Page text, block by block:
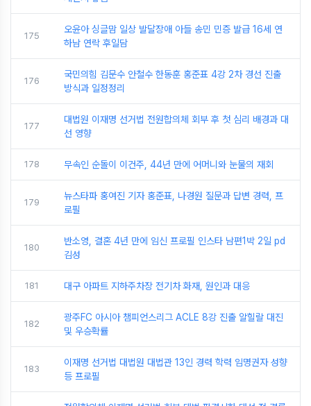
175
오윤아 싱글맘 일상 발달장애 아들 송민 민증 발급 16세 연
하남 연락 후일담
176
국민의힘 김문수 안철수 한동훈 홍준표 4강 2차 경선 진출
방식과 일정정리
177
대법원 이재명 선거법 전원합의체 회부 후 첫 심리 배경과 대
선 영향
178 무속인 순돌이 이건주, 44년 만에 어머니와 눈물의 재회
179
뉴스타파 홍여진 기자 홍준표, 나경원 질문과 답변 경력, 프
로필
180
반소영, 결혼 4년 만에 임신 프로필 인스타 남편1박 2일 pd
김성
181 대구 아파트 지하주차장 전기차 화재, 원인과 대응
182
광주FC 아시아 챔피언스리그 ACLE 8강 진출 알힐랄 대진
및 우승확률
183
이재명 선거법 대법원 대법관 13인 경력 학력 임명권자 성향
등 프로필